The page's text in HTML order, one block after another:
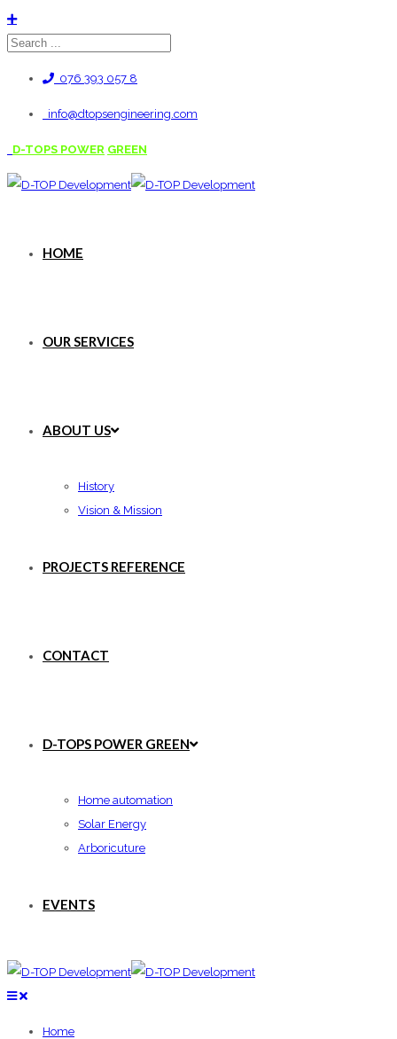
076 393 057 8
info@dtopsengineering.com
D-TOPS POWER GREEN
HOME
OUR SERVICES
ABOUT US
History
Vision & Mission
PROJECTS REFERENCE
CONTACT
D-TOPS POWER GREEN
Home automation
Solar Energy
Arboricuture
EVENTS
Home